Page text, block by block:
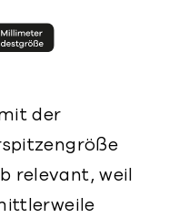
der
relevant, weil